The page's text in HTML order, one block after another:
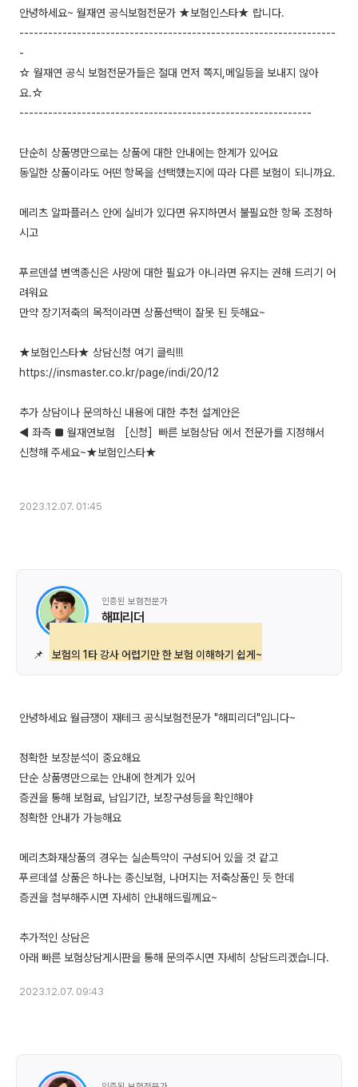
안녕하세요~ 월재연 공식보험전문가 ★보험인스타★ 랍니다.
------------------------------------------------------------------
-
☆ 월재연 공식 보험전문가들은 절대 먼저 쪽지,메일등을 보내지 않아
요.☆
-------------------------------------------------------------
단순히 상품명만으로는 상품에 대한 안내에는 한계가 있어요
동일한 상품이라도 어떤 항목을 선택했는지에 따라 다른 보험이 되니까요.
메리츠 알파플러스 안에 실비가 있다면 유지하면서 불필요한 항목 조정하
시고
푸르덴셜 변액종신은 사망에 대한 필요가 아니라면 유지는 권해 드리기 어
려워요
만약 장기저축의 목적이라면 상품선택이 잘못 된 듯해요~
★보험인스타★ 상담신청 여기 클릭!!!
https://insmaster.co.kr/page/indi/20/12
추가 상담이나 문의하신 내용에 대한 추천 설계안은
◀ 좌측 ■ 월재연보험 ［신청］빠른 보험상담 에서 전문가를 지정해서
신청해 주세요~★보험인스타★
2023.12.07. 01:45
인증된 보험전문가
해피리더
📌 보험의 1타 강사 어렵기만 한 보험 이해하기 쉽게~
안녕하세요 월급쟁이 재테크 공식보험전문가 "해피리더"입니다~
정확한 보장분석이 중요해요
단순 상품명만으로는 안내에 한계가 있어
증권을 통해 보험료, 납입기간, 보장구성등을 확인해야
정확한 안내가 가능해요
메리츠화재상품의 경우는 실손특약이 구성되어 있을 것 같고
푸르데셜 상품은 하나는 종신보험, 나머지는 저축상품인 듯 한데
증권을 첨부해주시면 자세히 안내해드릴께요~
추가적인 상담은
2023.12.07. 09:43